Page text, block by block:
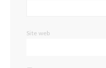
Site web